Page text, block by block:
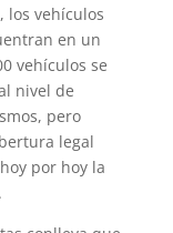
los vehículos
en un
vehículos se
nivel de
pero
legal
por hoy la